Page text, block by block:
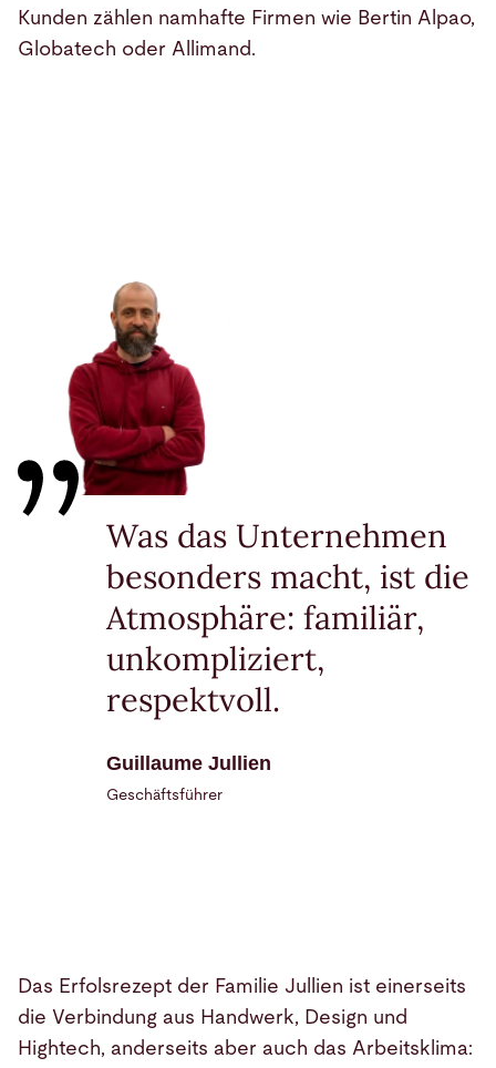
Kunden zählen namhafte Firmen wie Bertin Alpao,
Globatech oder Allimand.
Was das Unternehmen
besonders macht, ist die
Atmosphäre: familiär,
unkompliziert,
respektvoll.
Guillaume Jullien
Geschäftsführer
Das Erfolsrezept der Familie Jullien ist einerseits
die Verbindung aus Handwerk, Design und
Hightech, anderseits aber auch das Arbeitsklima: